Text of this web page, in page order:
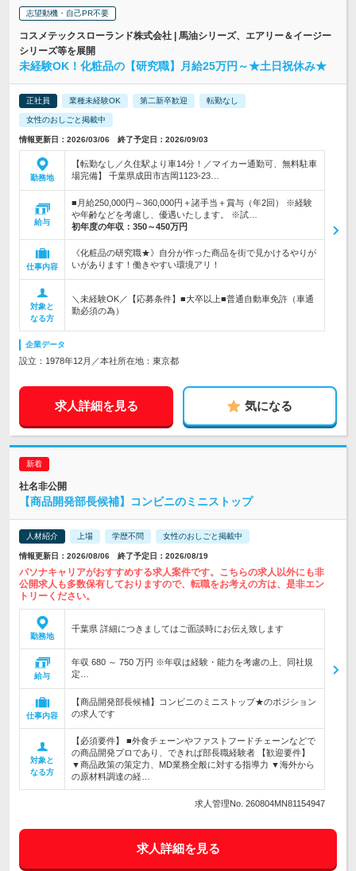
志望動機・自己PR不要
コスメテックスローランド株式会社 | 馬油シリーズ、エアリー＆イージー
シリーズ等を展開
未経験OK！化粧品の【研究職】月給25万円～★土日祝休み★
正社員 業種未経験OK 第二新卒歓迎 転勤なし
女性のおしごと掲載中
情報更新日：2026/03/06 終了予定日：2026/09/03
勤務地
【転勤なし／久住駅より車14分！／マイカー通勤可、無料駐車
場完備】 千葉県成田市吉岡1123-23…
給与
■月給250,000円～360,000円＋諸手当＋賞与（年2回） ※経験
や年齢などを考慮し、優遇いたします。 ※試…
初年度の年収： 350～450万円
仕事内容
《化粧品の研究職★》自分が作った商品を街で見かけるやりが
いがあります！働きやすい環境アリ！
対象と
なる方
＼未経験OK／【応募条件】■大卒以上■普通自動車免許（車通
勤必須の為）
企業データ
設立：1978年12月／本社所在地：東京都
求人詳細を見る 気になる
社名非公開
【商品開発部長候補】コンビニのミニストップ
人材紹介 上場 学歴不問 女性のおしごと掲載中
情報更新日：2026/08/06 終了予定日：2026/08/19
パソナキャリアがおすすめする求人案件です。こちらの求人以外にも非
公開求人も多数保有しておりますので、転職をお考えの方は、是非エン
トリーください。
勤務地
千葉県 詳細につきましてはご面談時にお伝え致します
給与
年収 680 ～ 750 万円 ※年収は経験・能力を考慮の上、同社規
定…
仕事内容
【商品開発部長候補】コンビニのミニストップ★のポジション
の求人です
対象と
なる方
【必須要件】 ■外食チェーンやファストフードチェーンなどで
の商品開発プロであり、できれば部長職経験者 【歓迎要件】
▼商品政策の策定力、MD業務全般に対する指導力 ▼海外から
の原材料調達の経…
求人管理No. 260804MN81154947
求人詳細を見る